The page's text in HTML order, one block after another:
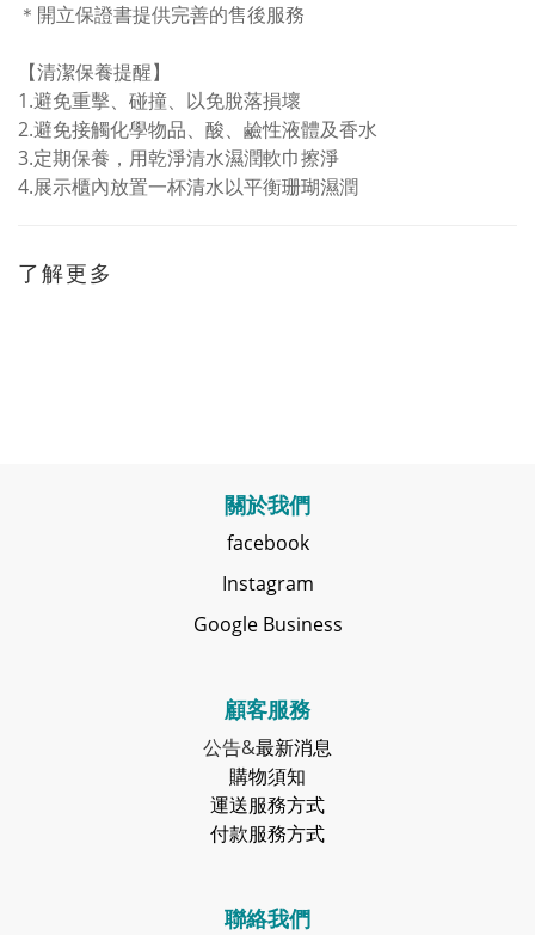
＊開立保證書提供完善的售後服務
【清潔保養提醒】
1.避免重擊、碰撞、以免脫落損壞
2.避免接觸化學物品、酸、鹼性液體及香水
3.定期保養，用乾淨清水濕潤軟巾擦淨
4.展示櫃內放置一杯清水以平衡珊瑚濕潤
了解更多
關於我們
facebook
Instagram
Google Business
顧客服務
公告&最新消息
購物須知
運送服務方式
付款服務方式
聯絡我們